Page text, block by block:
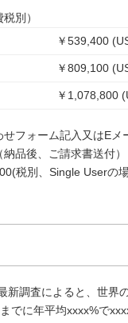
別）
￥539,400
￥809,100
￥1,078,800
フォーム記入又はEメ
品後、ご請求書送付）
税別、Single Userの
新調査によると、世界
でに年平均xxxx%で